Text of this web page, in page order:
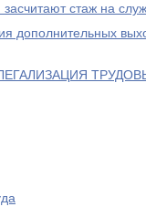
стаж на
дополнительных